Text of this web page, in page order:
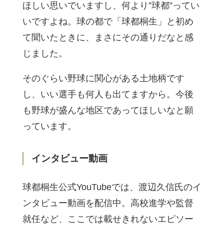
ほしい思いでいますし、何より”球都”ってい
いですよね。球の都で「球都桐生」と初め
て聞いたときに、まさにその通りだなと感
じました。
そのぐらい野球に関心がある土地柄です
し、いい選手も何人も出てますから。今後
も野球が盛んな地区であってほしいなと願
っています。
インタビュー動画
球都桐生公式YouTubeでは、渡辺久信氏のイ
ンタビュー動画を配信中。高校進学や監督
就任など、ここでは載せきれないエピソー